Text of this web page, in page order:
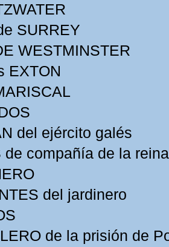
SURREY
WESTMINSTER
EXTON
del ejército galés
de compañía de la reina
del jardinero
de la prisión de